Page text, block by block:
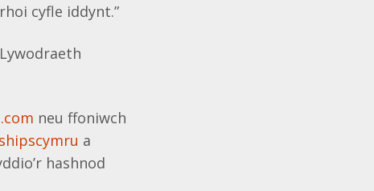
cyfle iddynt.”
neu ffoniwch
a
hashnod